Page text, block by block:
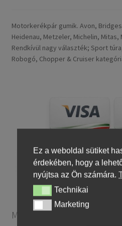
Motorkerékpár gumik. Avon,
Heidenau, Metzeler, Michelin, Mitas,
Rendkívül nagy választék; Sport
Robogó, Chopper & Cruiser
Motorkerékpár
Ez a weboldal sütiket
érdekében, hogy a
nyújtsa az Ön számára.
TechnikaiTechnikai
MarketingMarketing